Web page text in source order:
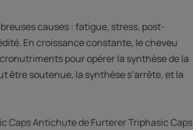
causes : fatigue, stress, post-
En croissance constante, le cheveu
pour opérer la synthèse de la
être soutenue, la synthèse s’arrête, et la
Caps Antichute de Furterer Triphasic Caps